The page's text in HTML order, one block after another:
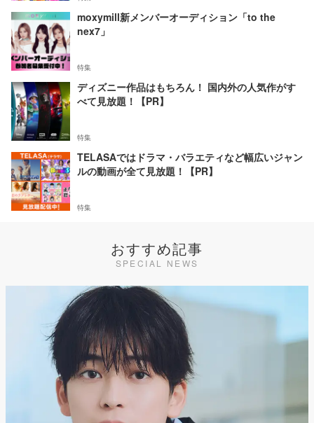
moxymill新メンバーオーディション「to the
nex7」
特集
ディズニー作品はもちろん！ 国内外の人気作がす
べて見放題！【PR】
特集
TELASAではドラマ・バラエティなど幅広いジャン
ルの動画が全て見放題！【PR】
特集
おすすめ記事
SPECIAL NEWS